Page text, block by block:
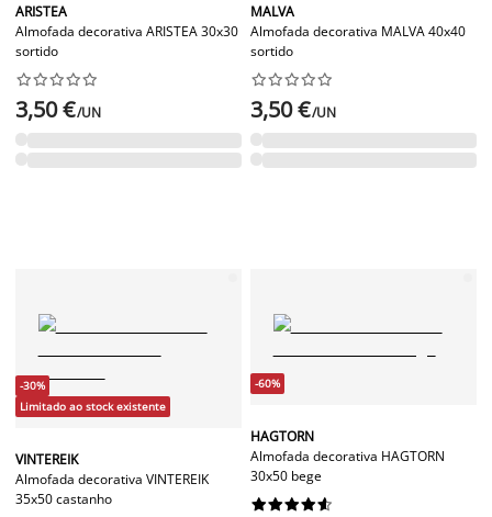
ARISTEA
Almofada decorativa ARISTEA 30x30
sortido






3,50 €/UN
MALVA
Almofada decorativa MALVA 40x40
sortido






3,50 €/UN
-30%
Limitado ao stock existente
VINTEREIK
Almofada decorativa VINTEREIK
35x50 castanho
-60%
HAGTORN
Almofada decorativa HAGTORN
30x50 bege





